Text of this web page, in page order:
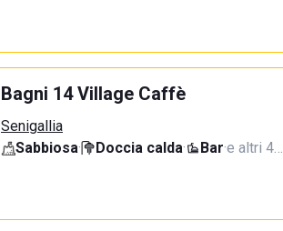
Bagni 14 Village Caffè
Senigallia
Sabbiosa· Doccia calda· Bar·e altri 4…